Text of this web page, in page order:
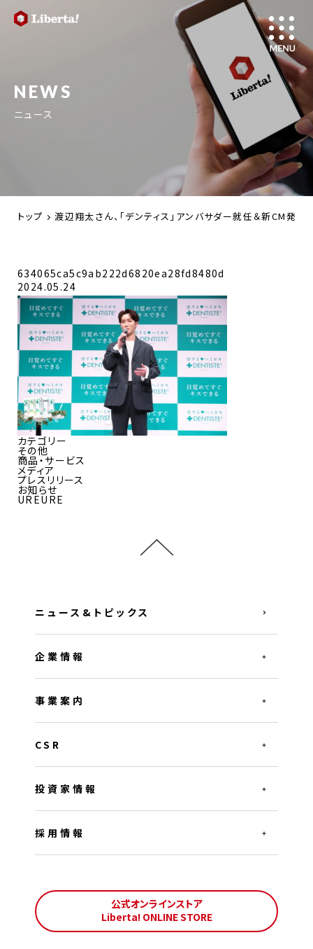
NEWS
ニュース
トップ 渡辺翔太さん、「デンティス」アンバサダー就任＆新CM発
634065ca5c9ab222d6820ea28fd8480d
2024.05.24
カテゴリー
その他
商品・サービス
メディア
プレスリリース
お知らせ
UREURE
ニュース&トピックス
企業情報
事業案内
CSR
投資家情報
採用情報
公式オンラインストア
Liberta! ONLINE STORE